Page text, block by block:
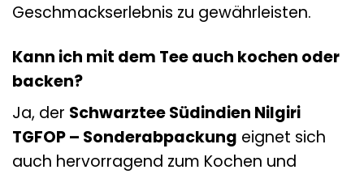
Geschmackserlebnis zu gewährleisten.
Kann ich mit dem Tee auch kochen oder
backen?
Ja, der Schwarztee Südindien Nilgiri
TGFOP – Sonderabpackung eignet sich
auch hervorragend zum Kochen und